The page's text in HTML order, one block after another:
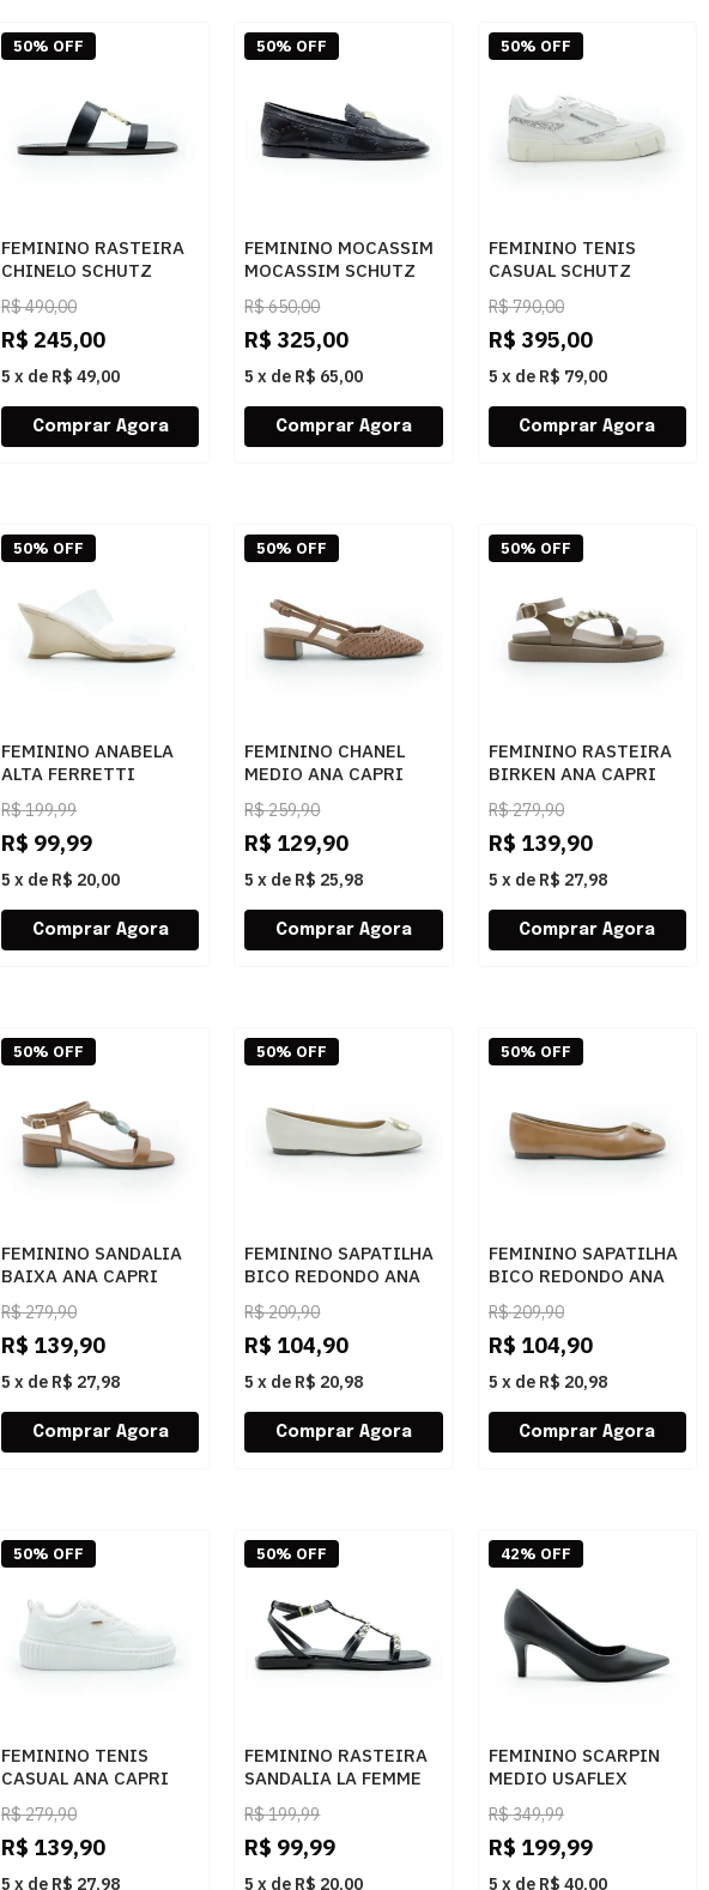
FEMININO RASTEIRA
CHINELO SCHUTZ
S2053300460003
BLACK
R$490,00
R$ 245,00
5 x de R$ 49,00
50% OFF
FEMININO MOCASSIM
MOCASSIM SCHUTZ
S2120800180010
BLACK
R$650,00
R$ 325,00
5 x de R$ 65,00
50% OFF
FEMININO TENIS
CASUAL SCHUTZ
S2257600010001
WHITE/PRATA
R$790,00
R$ 395,00
5 x de R$ 79,00
50% OFF
FEMININO ANABELA
ALTA FERRETTI
SKIN
R$199,99
R$ 99,99
5 x de R$ 20,00
50% OFF
FEMININO CHANEL
MEDIO ANA CAPRI
CUOIO
R$259,90
R$ 129,90
5 x de R$ 25,98
50% OFF
FEMININO RASTEIRA
BIRKEN ANA CAPRI
CINNAMON
R$279,90
R$ 139,90
5 x de R$ 27,98
50% OFF
FEMININO SANDALIA
BAIXA ANA CAPRI
CUOIO
R$279,90
R$ 139,90
5 x de R$ 27,98
50% OFF
FEMININO SAPATILHA
BICO REDONDO ANA
C3007801410003 OFF
PEROLA
R$209,90
R$ 104,90
5 x de R$ 20,98
50% OFF
FEMININO SAPATILHA
BICO REDONDO ANA
C3007801410002
AMBAR
R$209,90
R$ 104,90
5 x de R$ 20,98
50% OFF
FEMININO TENIS
CASUAL ANA CAPRI
C3072300010001
BRANCO
R$279,90
R$ 139,90
5 x de R$ 27,98
50% OFF
FEMININO RASTEIRA
SANDALIA LA FEMME
64016 NAPPA PARIS
PRETO 6689
R$199,99
R$ 99,99
5 x de R$ 20,00
50% OFF
FEMININO SCARPIN
MEDIO USAFLEX
Z7601121 PRETO
R$349,99
R$ 199,99
5 x de R$ 40,00
42% OFF